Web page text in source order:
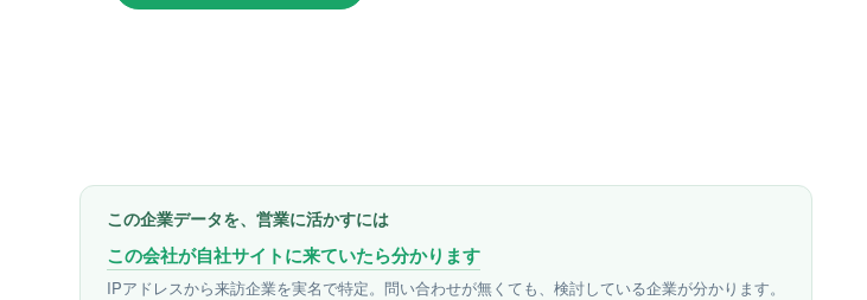
この企業データを、営業に活かすには
この会社が自社サイトに来ていたら分かります
IPアドレスから来訪企業を実名で特定。問い合わせが無くても、検討している企業が分かります。